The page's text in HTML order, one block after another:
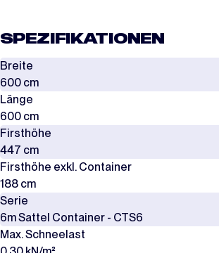
SPEZIFIKATIONEN
Breite
600 cm
Länge
600 cm
Firsthöhe
447 cm
Firsthöhe exkl. Container
188 cm
Serie
6m Sattel Container - CTS6
Max. Schneelast